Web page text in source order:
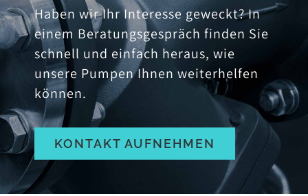
Haben wir Ihr Interesse geweckt? In
einem Beratungsgespräch finden Sie
schnell und einfach heraus, wie
unsere Pumpen Ihnen weiterhelfen
können.
KONTAKT AUFNEHMEN